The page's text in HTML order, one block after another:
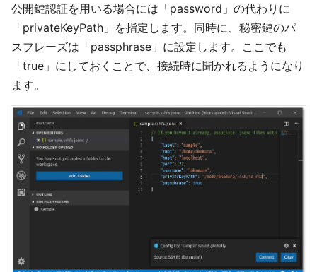
公開鍵認証を用いる場合には「password」の代わりに
「privateKeyPath」を指定します。同時に、秘密鍵のパ
スフレーズは「passphrase」に設定します。ここでも
「true」にしておくことで、接続時に聞かれるようになり
ます。